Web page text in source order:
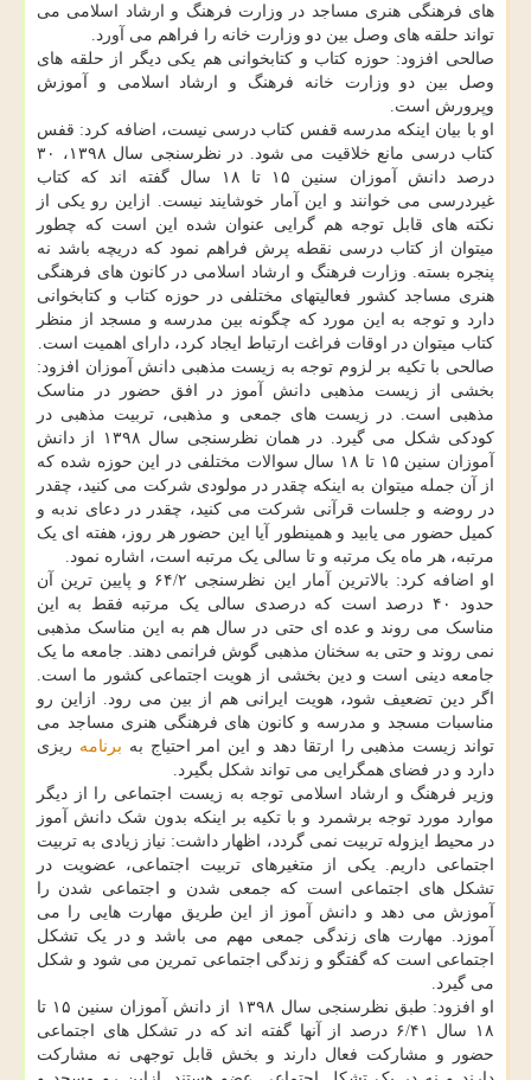
های فرهنگی هنری مساجد در وزارت فرهنگ و ارشاد اسلامی می
تواند حلقه های وصل بین دو وزارت خانه را فراهم می آورد.
صالحی افزود: حوزه کتاب و کتابخوانی هم یکی دیگر از حلقه های
وصل بین دو وزارت خانه فرهنگ و ارشاد اسلامی و آموزش
وپرورش است.
او با بیان اینکه مدرسه قفس کتاب درسی نیست، اضافه کرد: قفس
کتاب درسی مانع خلاقیت می شود. در نظرسنجی سال ۱۳۹۸، ۳۰
درصد دانش آموزان سنین ۱۵ تا ۱۸ سال گفته اند که کتاب
غیردرسی می خوانند و این آمار خوشایند نیست. ازاین رو یکی از
نکته های قابل توجه هم گرایی عنوان شده این است که چطور
میتوان از کتاب درسی نقطه پرش فراهم نمود که دریچه باشد نه
پنجره بسته. وزارت فرهنگ و ارشاد اسلامی در کانون های فرهنگی
هنری مساجد کشور فعالیتهای مختلفی در حوزه کتاب و کتابخوانی
دارد و توجه به این مورد که چگونه بین مدرسه و مسجد از منظر
کتاب میتوان در اوقات فراغت ارتباط ایجاد کرد، دارای اهمیت است.
صالحی با تکیه بر لزوم توجه به زیست مذهبی دانش آموزان افزود:
بخشی از زیست مذهبی دانش آموز در افق حضور در مناسک
مذهبی است. در زیست های جمعی و مذهبی، تربیت مذهبی در
کودکی شکل می گیرد. در همان نظرسنجی سال ۱۳۹۸ از دانش
آموزان سنین ۱۵ تا ۱۸ سال سوالات مختلفی در این حوزه شده که
از آن جمله میتوان به اینکه چقدر در مولودی شرکت می کنید، چقدر
در روضه و جلسات قرآنی شرکت می کنید، چقدر در دعای ندبه و
کمیل حضور می یابید و همینطور آیا این حضور هر روز، هفته ای یک
مرتبه، هر ماه یک مرتبه و تا سالی یک مرتبه است، اشاره نمود.
او اضافه کرد: بالاترین آمار این نظرسنجی ۶۴/۲ و پایین ترین آن
حدود ۴۰ درصد است که درصدی سالی یک مرتبه فقط به این
مناسک می روند و عده ای حتی در سال هم به این مناسک مذهبی
نمی روند و حتی به سخنان مذهبی گوش فرانمی دهند. جامعه ما یک
جامعه دینی است و دین بخشی از هویت اجتماعی کشور ما است.
اگر دین تضعیف شود، هویت ایرانی هم از بین می رود. ازاین رو
مناسبات مسجد و مدرسه و کانون های فرهنگی هنری مساجد می
تواند زیست مذهبی را ارتقا دهد و این امر احتیاج به برنامه ریزی
دارد و در فضای همگرایی می تواند شکل بگیرد.
وزیر فرهنگ و ارشاد اسلامی توجه به زیست اجتماعی را از دیگر
موارد مورد توجه برشمرد و با تکیه بر اینکه بدون شک دانش آموز
در محیط ایزوله تربیت نمی گردد، اظهار داشت: نیاز زیادی به تربیت
اجتماعی داریم. یکی از متغیرهای تربیت اجتماعی، عضویت در
تشکل های اجتماعی است که جمعی شدن و اجتماعی شدن را
آموزش می دهد و دانش آموز از این طریق مهارت هایی را می
آموزد. مهارت های زندگی جمعی مهم می باشد و در یک تشکل
اجتماعی است که گفتگو و زندگی اجتماعی تمرین می شود و شکل
می گیرد.
او افزود: طبق نظرسنجی سال ۱۳۹۸ از دانش آموزان سنین ۱۵ تا
۱۸ سال ۶/۴۱ درصد از آنها گفته اند که در تشکل های اجتماعی
حضور و مشارکت فعال دارند و بخش قابل توجهی نه مشارکت